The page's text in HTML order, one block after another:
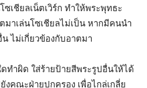
เชียลเน็ตเวิร์ก ทำให้พระพุทธะ
มาเล่นโซเชียลไม่เป็น หากมีคนนำ
ไม่เกี่ยวข้องกับอาตมา
ทำผิด ใส่ร้ายป้ายสีพระรูปอื่นให้ได้
งคณะฝ่ายปกครอง เพื่อไกล่เกลี่ย